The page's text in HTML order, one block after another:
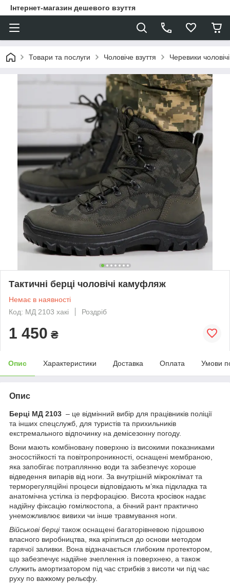
Інтернет-магазин дешевого взуття
Товари та послуги Чоловіче взуття Черевики чоловічі
Тактичні берці чоловічі камуфляж
Немає в наявності
Код: МД 2103 хакі
Роздріб
1 450 ₴
Опис Характеристики Доставка Оплата Умови
Опис
Берці МД 2103 – це відмінний вибір для працівників поліції
та інших спецслужб, для туристів та прихильників
екстремального відпочинку на демісезонну погоду.
Вони мають комбіновану поверхню із високими показниками
зносостійкості та повітропроникності, оснащені мембраною,
яка запобігає потраплянню води та забезпечує хороше
відведення випарів від ноги. За внутрішній мікроклімат та
терморегуляційні процеси відповідають м’яка підкладка та
анатомічна устілка із перфорацією. Висота кросівок надає
надійну фіксацію гомілкостопа, а бічний рант практично
унеможливлює вивихи чи інше травмування ноги.
Військові берцітакож оснащені багаторівневою підошвою
власного виробництва, яка кріпиться до основи методом
гарячої заливки. Вона відзначається глибоким протектором,
що забезпечує надійне зчеплення із поверхнею, а також
служить амортизатором під час стрибків з висоти чи під час
руху по важкому рельєфу.